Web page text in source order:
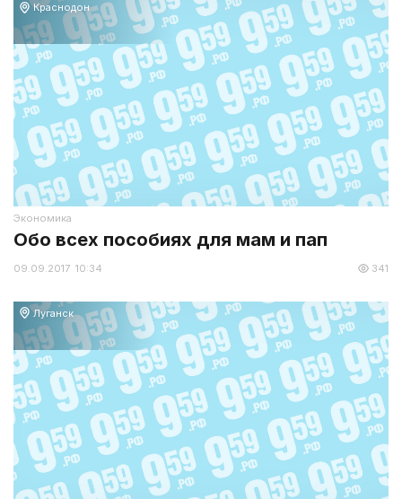
Краснодон
Экономика
Обо всех пособиях для мам и пап
09.09.2017 10:34 341
Луганск